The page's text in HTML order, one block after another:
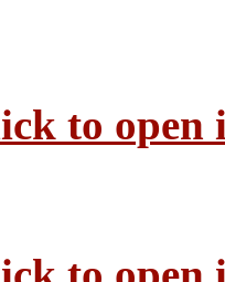
to open